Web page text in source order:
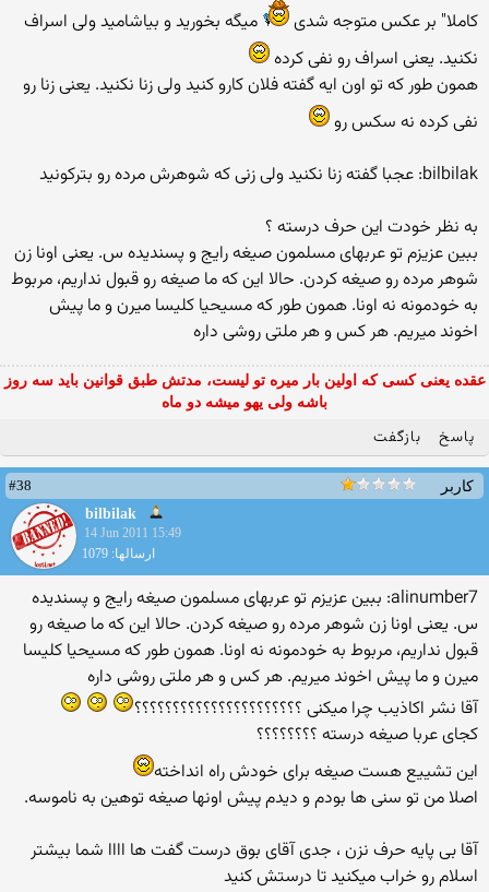
كاملا" بر عكس متوجه شدی
میگه بخورید و بیاشامید ولی اسراف
نكنید. یعنی اسراف رو نفی كرده
همون طور كه تو اون ایه گفته فلان كارو كنید ولی زنا نكنید. یعنی زنا رو
نفی كرده نه سكس رو
bilbilak: عجبا گفته زنا نکنید ولی زنی که شوهرش مرده رو بترکونید
به نظر خودت این حرف درسته ؟
ببین عزیزم تو عربهای مسلمون صیغه رایج و پسندیده س. یعنی اونا زن
شوهر مرده رو صیغه كردن. حالا این كه ما صیغه رو قبول نداریم، مربوط
به خودمونه نه اونا. همون طور كه مسیحیا كلیسا میرن و ما پیش
اخوند میریم. هر كس و هر ملتی روشی داره
عقده یعنی کسی که اولین بار میره تو لیست، مدتش طبق قوانین باید سه روز
باشه ولی یهو میشه دو ماه
پاسخ بازگفت
کاربر
#38
bilbilak
14 Jun 2011 15:49
ارسالها: 1079
alinumber7: ببین عزیزم تو عربهای مسلمون صیغه رایج و پسندیده
س. یعنی اونا زن شوهر مرده رو صیغه كردن. حالا این كه ما صیغه رو
قبول نداریم، مربوط به خودمونه نه اونا. همون طور كه مسیحیا كلیسا
میرن و ما پیش اخوند میریم. هر كس و هر ملتی روشی داره
آقا نشر اکاذیب چرا میکنی ؟؟؟؟؟؟؟؟؟؟؟؟؟؟؟؟؟؟؟؟؟؟
کجای عربا صیغه درسته ؟؟؟؟؟؟؟؟
این تشییع هست صیغه برای خودش راه انداخته
اصلا من تو سنی ها بودم و دیدم پیش اونها صیغه توهین به ناموسه.
آقا بی پایه حرف نزن ، جدی آقای بوق درست گفت ها اااا شما بیشتر
اسلام رو خراب میکنید تا درستش کنید